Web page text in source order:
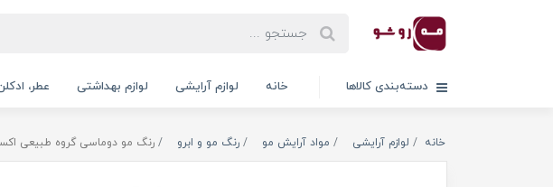
دسته‌بندی کالاها خانه لوازم آرایشی لوازم بهداشتی عطر،
خانه لوازم آرایشی مواد آرایش مو رنگ مو و ابرو رنگ مو دوماسی گروه طبیعی اکسترا رنگ